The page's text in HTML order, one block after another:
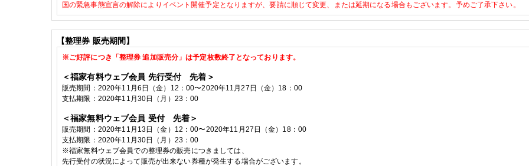
国の緊急事態宣言の解除によりイベント開催予定となりますが、要請に順じて変更、または延期になる場合もございます。予めご了承下さい。
【整理券 販売期間】
※ご好評につき「整理券 追加販売分」は予定枚数終了となっております。
＜福家有料ウェブ会員 先行受付 先着＞
販売期間： 2020年11 月6 日（金） 12 ： 00〜2020年11 月27 日（金） 18 ： 00
支払期限： 2020年11月30日（月） 23：00
＜福家無料ウェブ会員 受付 先着＞
販売期間： 2020年11 月13日（金） 12 ：00〜2020年11 月27 日（金） 18： 00
支払期限： 2020年11月30日（月） 23：00
※福家無料ウェブ会員での整理券の販売につきましては、
先行受付の状況によって販売が出来ない券種が発生する場合がございます。